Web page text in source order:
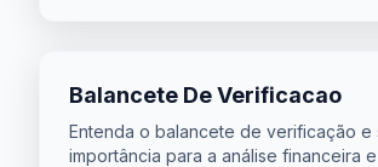
Balancete De Verificacao
Entenda o balancete de verificação e
importância para a análise financeira